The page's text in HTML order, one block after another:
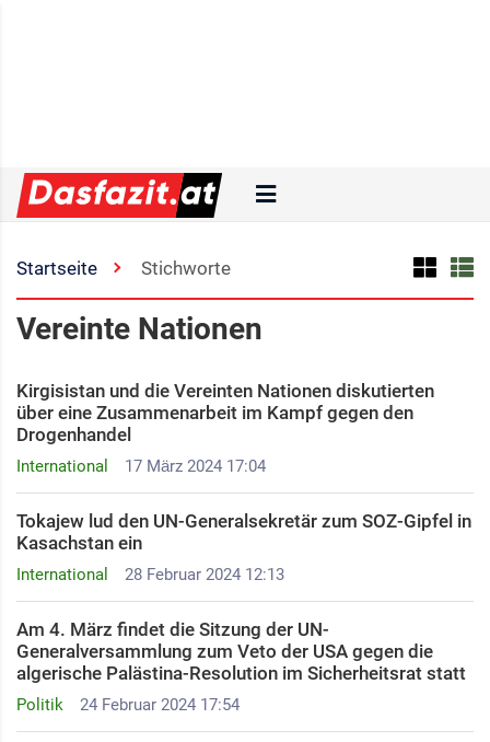
Startseite Stichworte
Vereinte Nationen
International 17 März 2024 17:04
Kirgisistan und die Vereinten Nationen diskutierten
über eine Zusammenarbeit im Kampf gegen den
Drogenhandel
International 28 Februar 2024 12:13
Tokajew lud den UN-Generalsekretär zum SOZ-Gipfel in
Kasachstan ein
Politik 24 Februar 2024 17:54
Am 4. März findet die Sitzung der UN-
Generalversammlung zum Veto der USA gegen die
algerische Palästina-Resolution im Sicherheitsrat statt